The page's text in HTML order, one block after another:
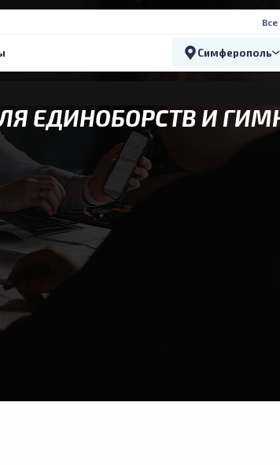
Симферополь
ЕДИНОБОРСТВ И